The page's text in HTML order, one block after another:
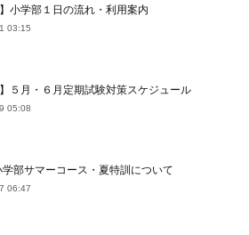
】小学部１日の流れ・利用案内
03:15
】５月・６月定期試験対策スケジュール
05:08
部サマーコース・夏特訓について
06:47